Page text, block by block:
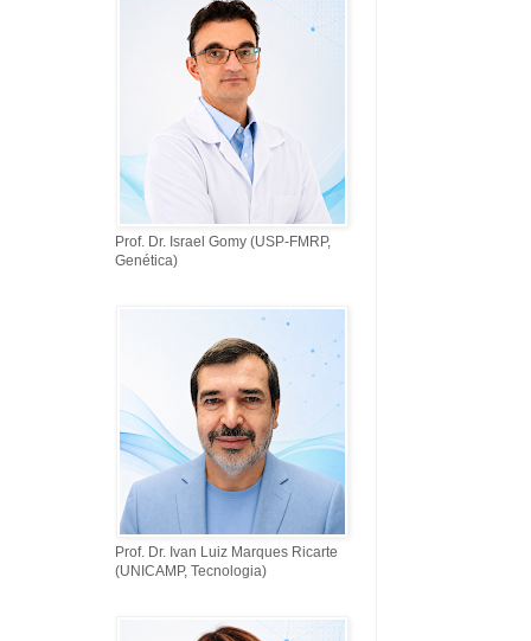
Prof. Dr. Israel Gomy (USP-FMRP,
Genética)
Prof. Dr. Ivan Luiz Marques Ricarte
(UNICAMP, Tecnologia)